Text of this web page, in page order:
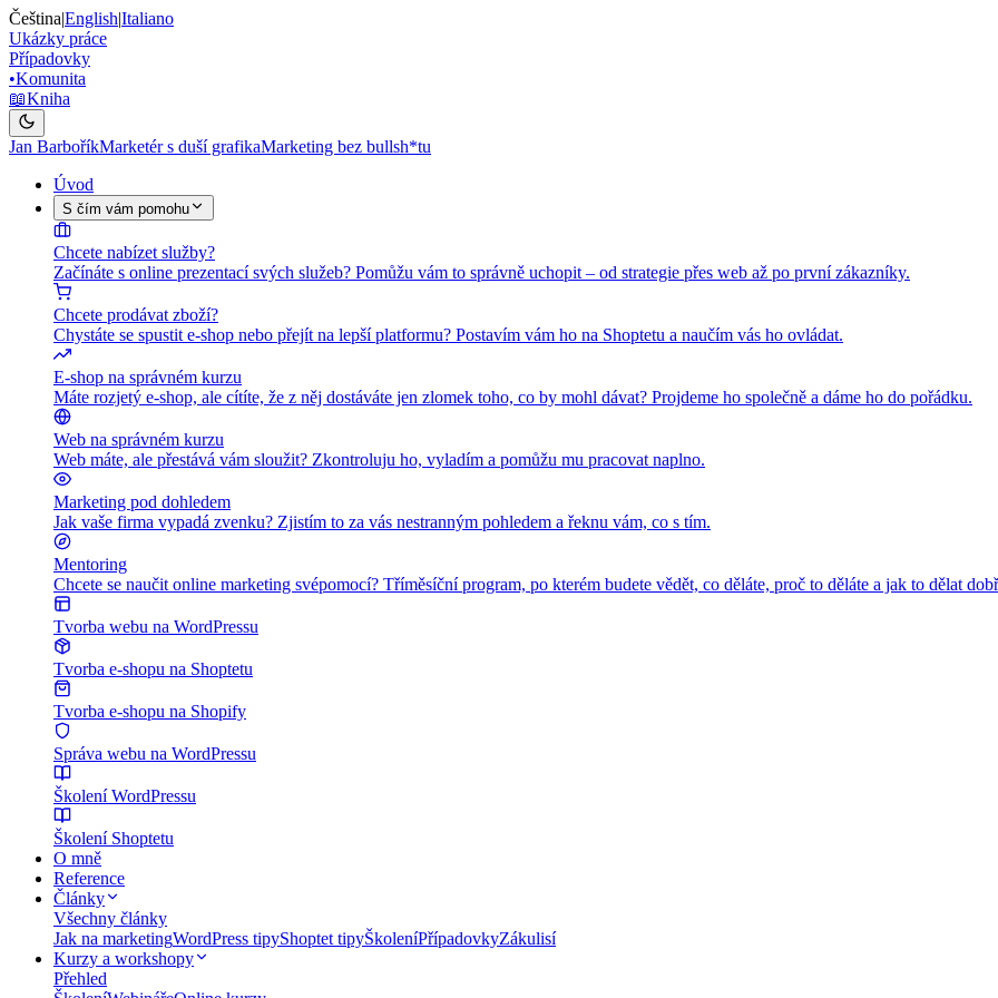
Čeština|English|Italiano
Ukázky práce
Případovky
•Komunita
📖Kniha
Jan BarboříkMarketér s duší grafikaMarketing bez bullsh*tu
Úvod
S čím vám pomohu
Chcete nabízet služby?
Začínáte s online prezentací svých služeb? Pomůžu vám to správně uchopit – od strategie přes web až po první zákazníky.
Chcete prodávat zboží?
Chystáte se spustit e-shop nebo přejít na lepší platformu? Postavím vám ho na Shoptetu a naučím vás ho ovládat.
E-shop na správném kurzu
Máte rozjetý e-shop, ale cítíte, že z něj dostáváte jen zlomek toho, co by mohl dávat? Projdeme ho společně a dáme ho do pořádku.
Web na správném kurzu
Web máte, ale přestává vám sloužit? Zkontroluju ho, vyladím a pomůžu mu pracovat naplno.
Marketing pod dohledem
Jak vaše firma vypadá zvenku? Zjistím to za vás nestranným pohledem a řeknu vám, co s tím.
Mentoring
Chcete se naučit online marketing svépomocí? Tříměsíční program, po kterém budete vědět, co děláte, proč to děláte a jak to dělat
Tvorba webu na WordPressu
Tvorba e-shopu na Shoptetu
Tvorba e-shopu na Shopify
Správa webu na WordPressu
Školení WordPressu
Školení Shoptetu
O mně
Reference
Články
Všechny články
Jak na marketingWordPress tipyShoptet tipyŠkoleníPřípadovkyZákulisí
Kurzy a workshopy
Přehled